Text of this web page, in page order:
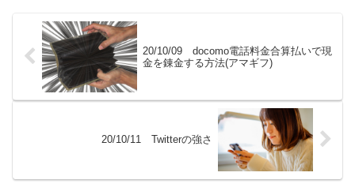
20/10/09 docomo電話料金合算払いで現
金を錬金する方法(アマギフ)
20/10/11 Twitterの強さ